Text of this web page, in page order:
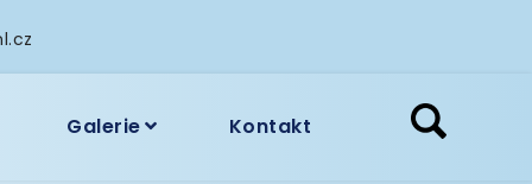
Galerie Kontakt